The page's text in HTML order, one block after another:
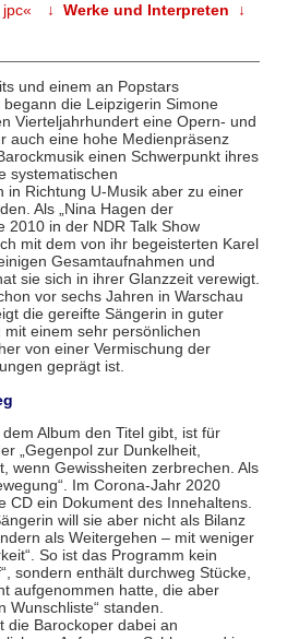
↓ Werke und Interpreten ↓
und einem an Popstars
die Leipzigerin Simone
Vierteljahrhundert eine Opern- und
auch eine hohe Medienpräsenz
einen Schwerpunkt ihres
systematischen
in Richtung U-Musik aber zu einer
Als „Nina Hagen der
2010 in der NDR Talk Show
mit dem von ihr begeisterten Karel
Gesamtaufnahmen und
sie sich in ihrer Glanzzeit verewigt.
vor sechs Jahren in Warschau
die gereifte Sängerin in guter
einem sehr persönlichen
von einer Vermischung der
geprägt ist.
Album den Titel gibt, ist für
„Gegenpol zur Dunkelheit,
wenn Gewissheiten zerbrechen. Als
Im Corona-Jahr 2020
CD ein Dokument des Innehaltens.
will sie aber nicht als Bilanz
als Weitergehen – mit weniger
So ist das Programm kein
sondern enthält durchweg Stücke,
aufgenommen hatte, die aber
Wunschliste“ standen.
die Barockoper dabei an